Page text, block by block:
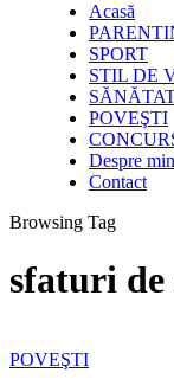
Acasă
SPORT
STIL DE
POVEŞTI
Despre
Contact
Browsing Tag
sfaturi
POVEŞTI